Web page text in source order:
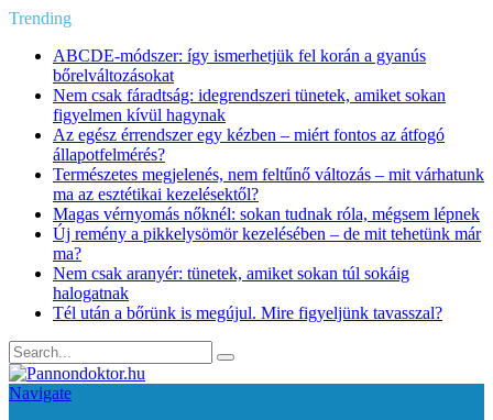
Trending
ABCDE‑módszer: így ismerhetjük fel korán a gyanús
bőrelváltozásokat
Nem csak fáradtság: idegrendszeri tünetek, amiket sokan
figyelmen kívül hagynak
Az egész érrendszer egy kézben – miért fontos az átfogó
állapotfelmérés?
Természetes megjelenés, nem feltűnő változás – mit várhatunk
ma az esztétikai kezelésektől?
Magas vérnyomás nőknél: sokan tudnak róla, mégsem lépnek
Új remény a pikkelysömör kezelésében – de mit tehetünk már
ma?
Nem csak aranyér: tünetek, amiket sokan túl sokáig
halogatnak
Tél után a bőrünk is megújul. Mire figyeljünk tavasszal?
Navigate